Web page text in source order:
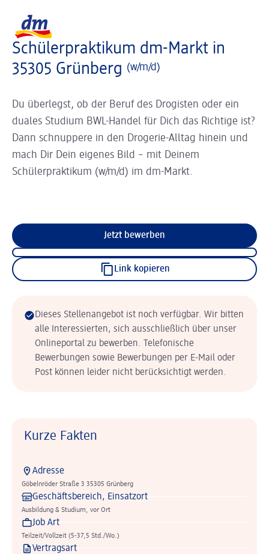
Schülerpraktikum dm-Markt in
35305 Grünberg (w/m/d)
Du überlegst, ob der Beruf des Drogisten oder ein
duales Studium BWL-Handel für Dich das Richtige ist?
Dann schnuppere in den Drogerie-Alltag hinein und
mach Dir Dein eigenes Bild – mit Deinem
Schülerpraktikum (w/m/d) im dm-Markt.
Jetzt bewerben
Link kopieren
Dieses Stellenangebot ist noch verfügbar. Wir bitten
alle Interessierten, sich ausschließlich über unser
Onlineportal zu bewerben. Telefonische
Bewerbungen sowie Bewerbungen per E-Mail oder
Post können leider nicht berücksichtigt werden.
Kurze Fakten
Adresse
Göbelnröder Straße 3 35305 Grünberg
Geschäftsbereich, Einsatzort
Ausbildung & Studium, vor Ort
Job Art
Teilzeit/Vollzeit (5-37,5 Std./Wo.)
Vertragsart